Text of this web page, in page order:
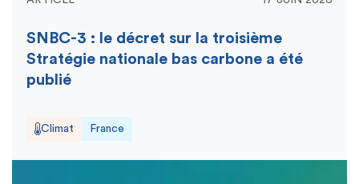
SNBC-3 : le décret sur la troisième
Stratégie nationale bas carbone a été
publié
Climat France